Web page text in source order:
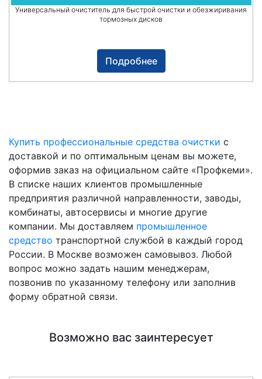
Универсальный очиститель для быстрой очистки и обезжиривания
тормозных дисков
Подробнее
Купить профессиональные средства очистки с
доставкой и по оптимальным ценам вы можете,
оформив заказ на официальном сайте «Профкеми».
В списке наших клиентов промышленные
предприятия различной направленности, заводы,
комбинаты, автосервисы и многие другие
компании. Мы доставляем промышленное
средство транспортной службой в каждый город
России. В Москве возможен самовывоз. Любой
вопрос можно задать нашим менеджерам,
позвонив по указанному телефону или заполнив
форму обратной связи.
Возможно вас заинтересует